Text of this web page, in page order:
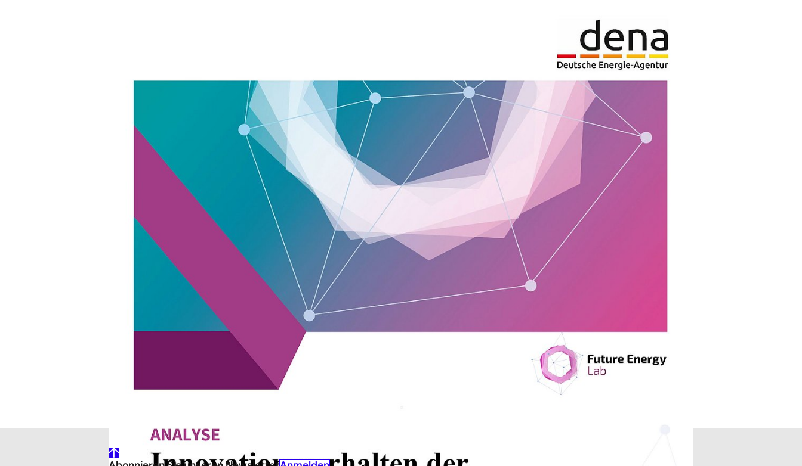
Für das Voranschreiten der Energiewende waren und sind Innovationen erforderlich. Darunter zählen
beispielweise effizientere und umweltschonendere Energieerzeuger oder elektrifizierte Fahrzeuge.
Vor allem aber werden digitale Technologien vermehrt Einzug in das Energiesystem halten müssen.
Dafür benötigt die Energiewirtschaft eine adäquate Innovationsbereitschaft. Dieser widmet sich
diese Analyse der dena. Sie gibt Aufschluss über die signifikantesten Unterschiede im
Innovationsverhalten der Energiewirtschaft im Vergleich zur Gesamtwirtschaft und liefert Erklärungen
auf Basis einer Branchenbefragung, die als Ausgangspunkt für die Erarbeitung von Maßnahmen zur
Steigerung der Innovationskraft dienen sollen.
gehe